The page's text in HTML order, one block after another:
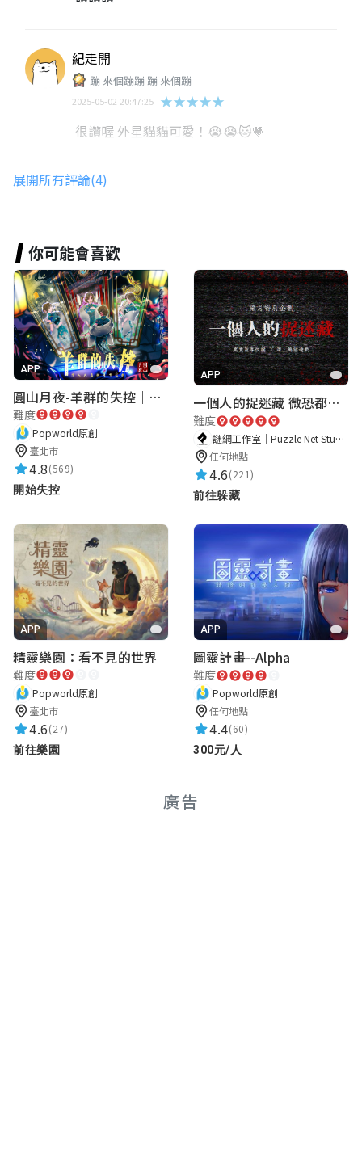
紀走開
蹦 來個蹦蹦 蹦 來個蹦
2025-05-02 20:47:25 ★★★★★
很讚喔 外星貓貓可愛！😭😭🐱💗
欸嘿
不覺得喵喵很可愛嗎
白若遙.
蹦 來個蹦蹦 蹦 來個蹦
2025-05-01 09:51:04 ★★★★★
我覺得很棒🌚🌚🌚☝🏻
展開所有評論(4)
你可能會喜歡
APP
圓山月夜-羊群的失控｜圓山飯店 ARG實境解謎遊戲
難度
Popworld原創
臺北市
4.8(569)
開始失控
APP
一個人的捉迷藏 微恐都市傳說
難度
謎網工作室｜Puzzle Net Studio
任何地點
4.6(221)
前往躲藏
APP
精靈樂園：看不見的世界
難度
Popworld原創
臺北市
4.6(27)
前往樂園
APP
圖靈計畫--Alpha
難度
Popworld原創
任何地點
4.4(60)
300元/人
廣告